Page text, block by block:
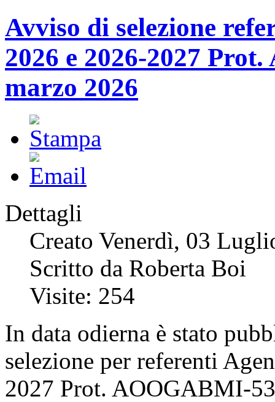
Avviso di selezione
2026 e 2026-2027
marzo 2026
Dettagli
Creato Venerdì, 03
Scritto da Roberta Boi
Visite: 254
In data odierna è stato
selezione per referenti
2027 Prot. AOOGABMI-